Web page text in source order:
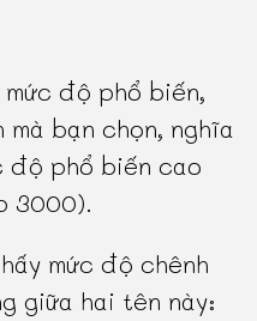
độ phổ biến,
bạn chọn, nghĩa
độ phổ biến cao
3000).
mức độ chênh
giữa hai tên này: